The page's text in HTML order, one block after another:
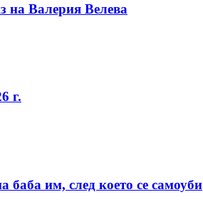
на Валерия Велева
г.
им, след което се самоуби